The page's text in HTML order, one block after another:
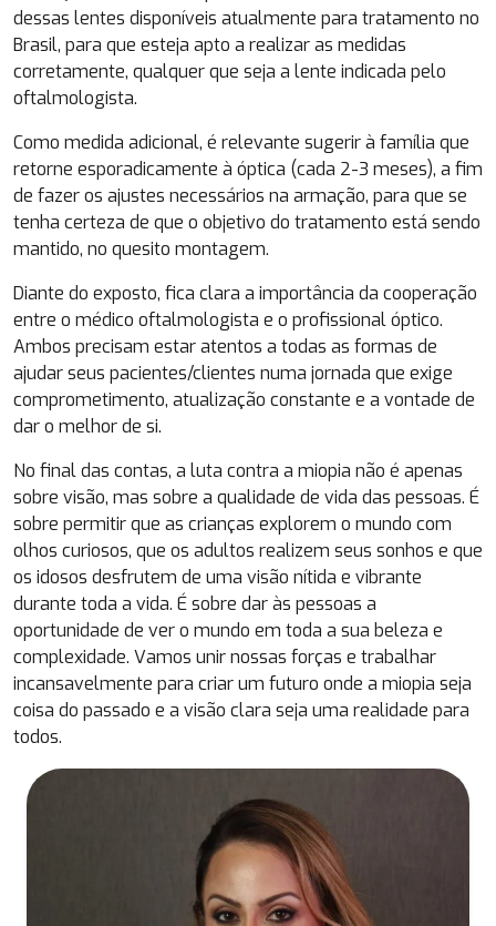
dessas lentes disponíveis atualmente para tratamento no
Brasil, para que esteja apto a realizar as medidas
corretamente, qualquer que seja a lente indicada pelo
oftalmologista.
Como medida adicional, é relevante sugerir à família que
retorne esporadicamente à óptica (cada 2-3 meses), a fim
de fazer os ajustes necessários na armação, para que se
tenha certeza de que o objetivo do tratamento está sendo
mantido, no quesito montagem.
Diante do exposto, fica clara a importância da cooperação
entre o médico oftalmologista e o profissional óptico.
Ambos precisam estar atentos a todas as formas de
ajudar seus pacientes/clientes numa jornada que exige
comprometimento, atualização constante e a vontade de
dar o melhor de si.
No final das contas, a luta contra a miopia não é apenas
sobre visão, mas sobre a qualidade de vida das pessoas. É
sobre permitir que as crianças explorem o mundo com
olhos curiosos, que os adultos realizem seus sonhos e que
os idosos desfrutem de uma visão nítida e vibrante
durante toda a vida. É sobre dar às pessoas a
oportunidade de ver o mundo em toda a sua beleza e
complexidade. Vamos unir nossas forças e trabalhar
incansavelmente para criar um futuro onde a miopia seja
coisa do passado e a visão clara seja uma realidade para
todos.